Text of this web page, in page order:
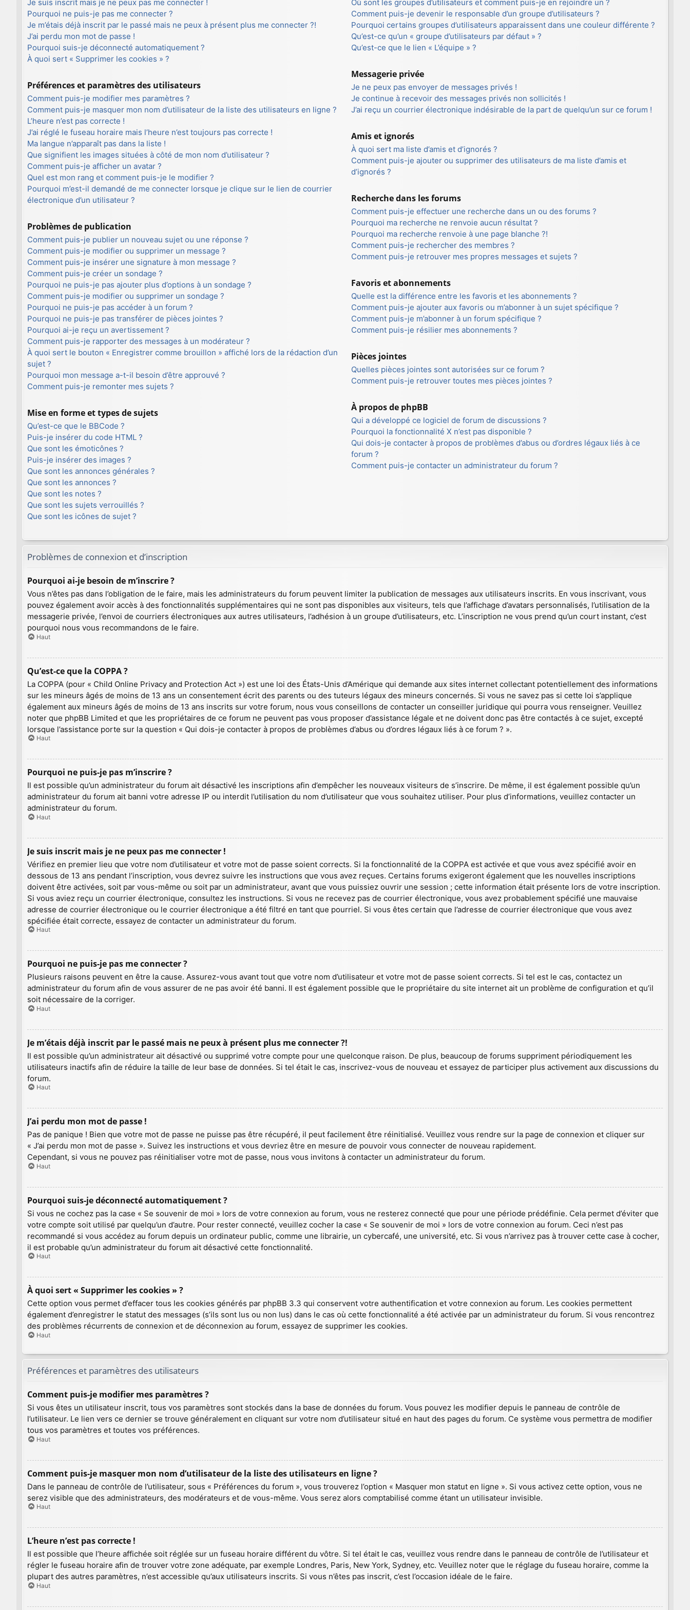
Je suis inscrit mais je ne peux pas me connecter !
Pourquoi ne puis-je pas me connecter ?
Je m’étais déjà inscrit par le passé mais ne peux à présent plus me connecter ?!
J’ai perdu mon mot de passe !
Pourquoi suis-je déconnecté automatiquement ?
À quoi sert « Supprimer les cookies » ?
Préférences et paramètres des utilisateurs
Comment puis-je modifier mes paramètres ?
Comment puis-je masquer mon nom d’utilisateur de la liste des utilisateurs en ligne ?
L’heure n’est pas correcte !
J’ai réglé le fuseau horaire mais l’heure n’est toujours pas correcte !
Ma langue n’apparaît pas dans la liste !
Que signifient les images situées à côté de mon nom d’utilisateur ?
Comment puis-je afficher un avatar ?
Quel est mon rang et comment puis-je le modifier ?
Pourquoi m’est-il demandé de me connecter lorsque je clique sur le lien de courrier
électronique d’un utilisateur ?
Problèmes de publication
Comment puis-je publier un nouveau sujet ou une réponse ?
Comment puis-je modifier ou supprimer un message ?
Comment puis-je insérer une signature à mon message ?
Comment puis-je créer un sondage ?
Pourquoi ne puis-je pas ajouter plus d’options à un sondage ?
Comment puis-je modifier ou supprimer un sondage ?
Pourquoi ne puis-je pas accéder à un forum ?
Pourquoi ne puis-je pas transférer de pièces jointes ?
Pourquoi ai-je reçu un avertissement ?
Comment puis-je rapporter des messages à un modérateur ?
À quoi sert le bouton « Enregistrer comme brouillon » affiché lors de la rédaction d’un
sujet ?
Pourquoi mon message a-t-il besoin d’être approuvé ?
Comment puis-je remonter mes sujets ?
Mise en forme et types de sujets
Qu’est-ce que le BBCode ?
Puis-je insérer du code HTML ?
Que sont les émoticônes ?
Puis-je insérer des images ?
Que sont les annonces générales ?
Que sont les annonces ?
Que sont les notes ?
Que sont les sujets verrouillés ?
Que sont les icônes de sujet ?
Où sont les groupes d’utilisateurs et comment puis-je en rejoindre un ?
Comment puis-je devenir le responsable d’un groupe d’utilisateurs ?
Pourquoi certains groupes d’utilisateurs apparaissent dans une couleur différente ?
Qu’est-ce qu’un « groupe d’utilisateurs par défaut » ?
Qu’est-ce que le lien « L’équipe » ?
Messagerie privée
Je ne peux pas envoyer de messages privés !
Je continue à recevoir des messages privés non sollicités !
J’ai reçu un courrier électronique indésirable de la part de quelqu’un sur ce forum !
Amis et ignorés
À quoi sert ma liste d’amis et d’ignorés ?
Comment puis-je ajouter ou supprimer des utilisateurs de ma liste d’amis et
d’ignorés ?
Recherche dans les forums
Comment puis-je effectuer une recherche dans un ou des forums ?
Pourquoi ma recherche ne renvoie aucun résultat ?
Pourquoi ma recherche renvoie à une page blanche ?!
Comment puis-je rechercher des membres ?
Comment puis-je retrouver mes propres messages et sujets ?
Favoris et abonnements
Quelle est la différence entre les favoris et les abonnements ?
Comment puis-je ajouter aux favoris ou m’abonner à un sujet spécifique ?
Comment puis-je m’abonner à un forum spécifique ?
Comment puis-je résilier mes abonnements ?
Pièces jointes
Quelles pièces jointes sont autorisées sur ce forum ?
Comment puis-je retrouver toutes mes pièces jointes ?
À propos de phpBB
Qui a développé ce logiciel de forum de discussions ?
Pourquoi la fonctionnalité X n’est pas disponible ?
Qui dois-je contacter à propos de problèmes d’abus ou d’ordres légaux liés à ce
forum ?
Comment puis-je contacter un administrateur du forum ?
Problèmes de connexion et d’inscription
Pourquoi ai-je besoin de m’inscrire ?
Vous n’êtes pas dans l’obligation de le faire, mais les administrateurs du forum peuvent limiter la publication de messages aux utilisateurs inscrits. En vous inscrivant, vous
pouvez également avoir accès à des fonctionnalités supplémentaires qui ne sont pas disponibles aux visiteurs, tels que l’affichage d’avatars personnalisés, l’utilisation de la
messagerie privée, l’envoi de courriers électroniques aux autres utilisateurs, l’adhésion à un groupe d’utilisateurs, etc. L’inscription ne vous prend qu’un court instant, c’est
pourquoi nous vous recommandons de le faire.
Haut
Qu’est-ce que la COPPA ?
La COPPA (pour « Child Online Privacy and Protection Act ») est une loi des États-Unis d’Amérique qui demande aux sites internet collectant potentiellement des informations
sur les mineurs âgés de moins de 13 ans un consentement écrit des parents ou des tuteurs légaux des mineurs concernés. Si vous ne savez pas si cette loi s’applique
également aux mineurs âgés de moins de 13 ans inscrits sur votre forum, nous vous conseillons de contacter un conseiller juridique qui pourra vous renseigner. Veuillez
noter que phpBB Limited et que les propriétaires de ce forum ne peuvent pas vous proposer d’assistance légale et ne doivent donc pas être contactés à ce sujet, excepté
lorsque l’assistance porte sur la question « Qui dois-je contacter à propos de problèmes d’abus ou d’ordres légaux liés à ce forum ? ».
Haut
Pourquoi ne puis-je pas m’inscrire ?
Il est possible qu’un administrateur du forum ait désactivé les inscriptions afin d’empêcher les nouveaux visiteurs de s’inscrire. De même, il est également possible qu’un
administrateur du forum ait banni votre adresse IP ou interdit l’utilisation du nom d’utilisateur que vous souhaitez utiliser. Pour plus d’informations, veuillez contacter un
administrateur du forum.
Haut
Je suis inscrit mais je ne peux pas me connecter !
Vérifiez en premier lieu que votre nom d’utilisateur et votre mot de passe soient corrects. Si la fonctionnalité de la COPPA est activée et que vous avez spécifié avoir en
dessous de 13 ans pendant l’inscription, vous devrez suivre les instructions que vous avez reçues. Certains forums exigeront également que les nouvelles inscriptions
doivent être activées, soit par vous-même ou soit par un administrateur, avant que vous puissiez ouvrir une session ; cette information était présente lors de votre inscription.
Si vous aviez reçu un courrier électronique, consultez les instructions. Si vous ne recevez pas de courrier électronique, vous avez probablement spécifié une mauvaise
adresse de courrier électronique ou le courrier électronique a été filtré en tant que pourriel. Si vous êtes certain que l’adresse de courrier électronique que vous avez
spécifiée était correcte, essayez de contacter un administrateur du forum.
Haut
Pourquoi ne puis-je pas me connecter ?
Plusieurs raisons peuvent en être la cause. Assurez-vous avant tout que votre nom d’utilisateur et votre mot de passe soient corrects. Si tel est le cas, contactez un
administrateur du forum afin de vous assurer de ne pas avoir été banni. Il est également possible que le propriétaire du site internet ait un problème de configuration et qu’il
soit nécessaire de la corriger.
Haut
Je m’étais déjà inscrit par le passé mais ne peux à présent plus me connecter ?!
Il est possible qu’un administrateur ait désactivé ou supprimé votre compte pour une quelconque raison. De plus, beaucoup de forums suppriment périodiquement les
utilisateurs inactifs afin de réduire la taille de leur base de données. Si tel était le cas, inscrivez-vous de nouveau et essayez de participer plus activement aux discussions du
forum.
Haut
J’ai perdu mon mot de passe !
Pas de panique ! Bien que votre mot de passe ne puisse pas être récupéré, il peut facilement être réinitialisé. Veuillez vous rendre sur la page de connexion et cliquer sur
« J’ai perdu mon mot de passe ». Suivez les instructions et vous devriez être en mesure de pouvoir vous connecter de nouveau rapidement.
Cependant, si vous ne pouvez pas réinitialiser votre mot de passe, nous vous invitons à contacter un administrateur du forum.
Haut
Pourquoi suis-je déconnecté automatiquement ?
Si vous ne cochez pas la case « Se souvenir de moi » lors de votre connexion au forum, vous ne resterez connecté que pour une période prédéfinie. Cela permet d’éviter que
votre compte soit utilisé par quelqu’un d’autre. Pour rester connecté, veuillez cocher la case « Se souvenir de moi » lors de votre connexion au forum. Ceci n’est pas
recommandé si vous accédez au forum depuis un ordinateur public, comme une librairie, un cybercafé, une université, etc. Si vous n’arrivez pas à trouver cette case à cocher,
il est probable qu’un administrateur du forum ait désactivé cette fonctionnalité.
Haut
À quoi sert « Supprimer les cookies » ?
Cette option vous permet d’effacer tous les cookies générés par phpBB 3.3 qui conservent votre authentification et votre connexion au forum. Les cookies permettent
également d’enregistrer le statut des messages (s’ils sont lus ou non lus) dans le cas où cette fonctionnalité a été activée par un administrateur du forum. Si vous rencontrez
des problèmes récurrents de connexion et de déconnexion au forum, essayez de supprimer les cookies.
Haut
Préférences et paramètres des utilisateurs
Comment puis-je modifier mes paramètres ?
Si vous êtes un utilisateur inscrit, tous vos paramètres sont stockés dans la base de données du forum. Vous pouvez les modifier depuis le panneau de contrôle de
l’utilisateur. Le lien vers ce dernier se trouve généralement en cliquant sur votre nom d’utilisateur situé en haut des pages du forum. Ce système vous permettra de modifier
tous vos paramètres et toutes vos préférences.
Haut
Comment puis-je masquer mon nom d’utilisateur de la liste des utilisateurs en ligne ?
Dans le panneau de contrôle de l’utilisateur, sous « Préférences du forum », vous trouverez l’option « Masquer mon statut en ligne ». Si vous activez cette option, vous ne
serez visible que des administrateurs, des modérateurs et de vous-même. Vous serez alors comptabilisé comme étant un utilisateur invisible.
Haut
L’heure n’est pas correcte !
Il est possible que l’heure affichée soit réglée sur un fuseau horaire différent du vôtre. Si tel était le cas, veuillez vous rendre dans le panneau de contrôle de l’utilisateur et
régler le fuseau horaire afin de trouver votre zone adéquate, par exemple Londres, Paris, New York, Sydney, etc. Veuillez noter que le réglage du fuseau horaire, comme la
plupart des autres paramètres, n’est accessible qu’aux utilisateurs inscrits. Si vous n’êtes pas inscrit, c’est l’occasion idéale de le faire.
Haut